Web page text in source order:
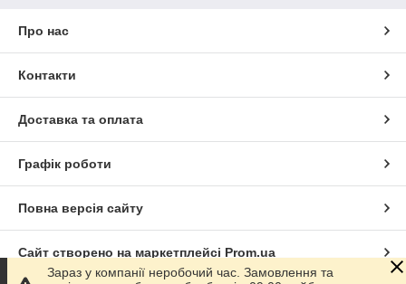
Про нас
Контакти
Доставка та оплата
Графік роботи
Повна версія сайту
Сайт створено на маркетплейсі Prom.ua
Зараз у компанії неробочий час. Замовлення та